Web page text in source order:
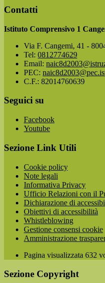
Contatti
Istituto Comprensivo 1
Via F. Cangemi, 41 -
Tel: 0812774629
Email:
PEC:
C.F.: 82014760639
Seguici su
Facebook
Youtube
Sezione Link Utili
Cookie policy
Note legali
Informativa Privacy
Ufficio Relazioni con il
Dichiarazione di
Obiettivi di accessibilità
Whistleblowing
Gestione consensi cookie
Amministrazione
Pagina visualizzata 632
Sezione Copyright